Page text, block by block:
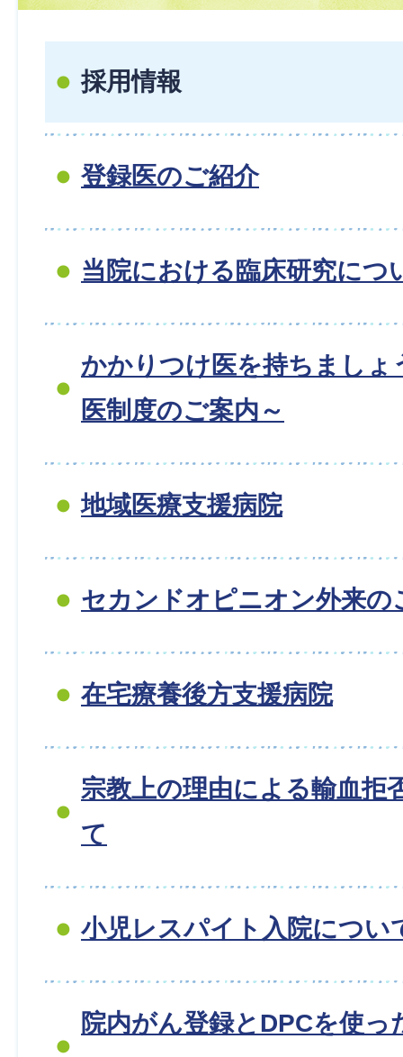
採用情報
登録医のご紹介
当院における臨床研究につ
かかりつけ医を持ちましょ
医制度のご案内～
地域医療支援病院
セカンドオピニオン外来の
在宅療養後方支援病院
宗教上の理由による輸血拒
て
小児レスパイト入院につい
院内がん登録とDPCを使っ